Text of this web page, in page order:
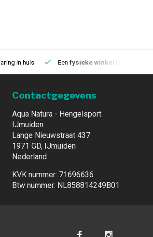
in huis Een fysieke winkel
Contactgegevens
Aqua Natura - Hengelsport
IJmuiden
Lange Nieuwstraat 437
1971 GD, IJmuiden
Nederland
KVK nummer: 71696636
Btw nummer: NL858814249B01